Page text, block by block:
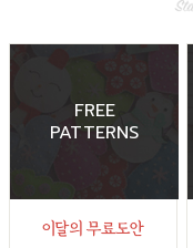
FREE
PATTERNS